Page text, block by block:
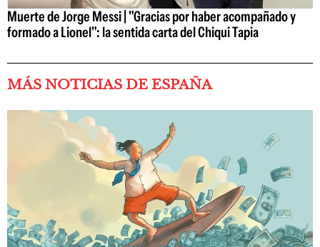
Muerte de Jorge Messi | "Gracias por haber acompañado y
formado a Lionel": la sentida carta del Chiqui Tapia
MÁS NOTICIAS DE ESPAÑA